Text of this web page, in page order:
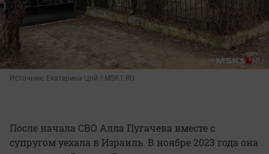
Источник: Екатерина Цой / MSK1.RU
После начала СВО Алла Пугачева вместе с
супругом уехала в Израиль. В ноябре 2023 года она